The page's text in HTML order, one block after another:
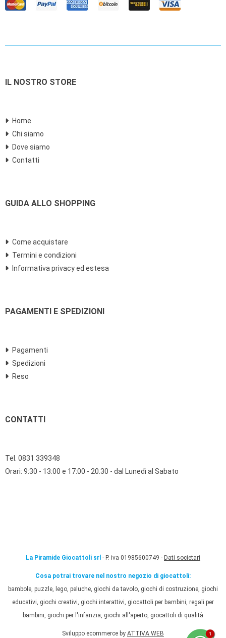
IL NOSTRO STORE
Home
Chi siamo
Dove siamo
Contatti
GUIDA ALLO SHOPPING
Come acquistare
Termini e condizioni
Informativa privacy ed estesa
PAGAMENTI E SPEDIZIONI
Pagamenti
Spedizioni
Reso
CONTATTI
Tel. 0831 339348
Orari: 9:30 - 13:00 e 17:00 - 20.30 - dal Lunedì al Sabato
La Piramide Giocattoli srl - P. iva 01985600749 - Dati societari
Cosa potrai trovare nel nostro negozio di giocattoli:
bambole, puzzle, lego, peluche, giochi da tavolo, giochi di costruzione, giochi
educativi, giochi creativi, giochi interattivi, giocattoli per bambini, regali per
bambini, giochi per l'infanzia, giochi all'aperto, giocattoli di qualità
Sviluppo ecommerce by ATTIVA WEB